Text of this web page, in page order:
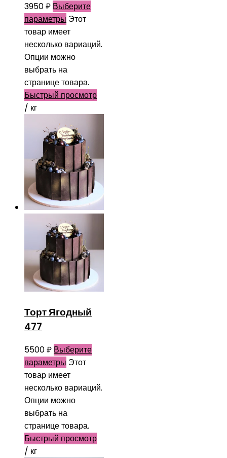
3950₽ Выберите
параметры Этот
товар имеет
несколько вариаций.
Опции можно
выбрать на
странице товара.
Быстрый просмотр
/ кг
Торт Ягодный
477
5500₽ Выберите
параметры Этот
товар имеет
несколько вариаций.
Опции можно
выбрать на
странице товара.
Быстрый просмотр
/ кг